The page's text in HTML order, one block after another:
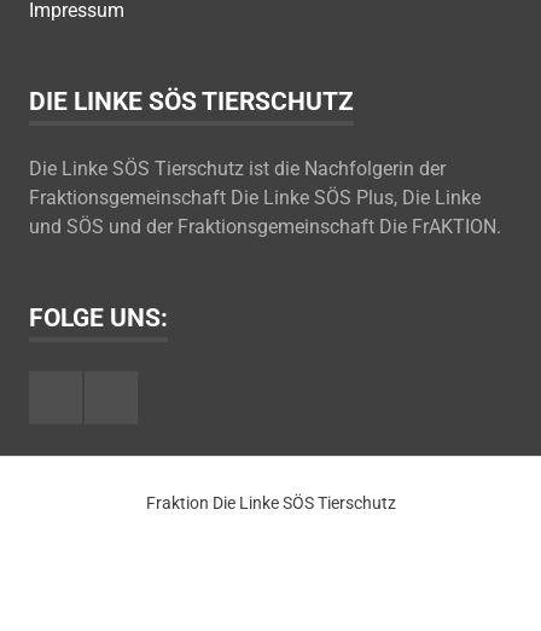
Impressum
DIE LINKE SÖS TIERSCHUTZ
Die Linke SÖS Tierschutz ist die Nachfolgerin der
Fraktionsgemeinschaft Die Linke SÖS Plus, Die Linke
und SÖS und der Fraktionsgemeinschaft Die FrAKTION.
FOLGE UNS:
Fraktion Die Linke SÖS Tierschutz